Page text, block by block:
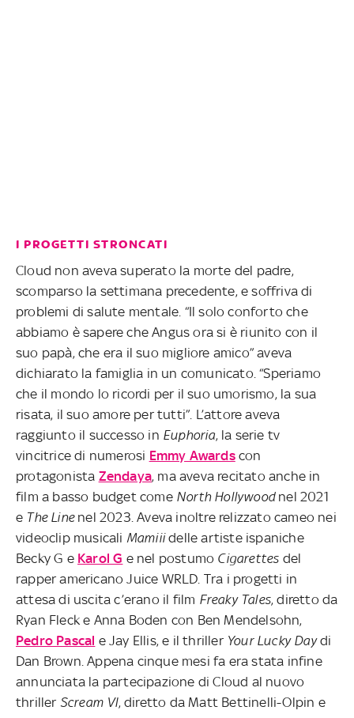
I PROGETTI STRONCATI
Cloud non aveva superato la morte del padre,
scomparso la settimana precedente, e soffriva di
problemi di salute mentale. “Il solo conforto che
abbiamo è sapere che Angus ora si è riunito con il
suo papà, che era il suo migliore amico” aveva
dichiarato la famiglia in un comunicato. “Speriamo
che il mondo lo ricordi per il suo umorismo, la sua
risata, il suo amore per tutti”. L’attore aveva
raggiunto il successo in Euphoria, la serie tv
vincitrice di numerosi Emmy Awardscon
protagonista Zendaya, ma aveva recitato anche in
film a basso budget come North Hollywoodnel 2021
e The Linenel 2023. Aveva inoltre relizzato cameo nei
videoclip musicali Mamiiidelle artiste ispaniche
Becky G e Karol G e nel postumo Cigarettes del
rapper americano Juice WRLD. Tra i progetti in
attesa di uscita c’erano il film Freaky Tales, diretto da
Ryan Fleck e Anna Boden con Ben Mendelsohn,
Pedro Pascal e Jay Ellis, e il thriller Your Lucky Daydi
Dan Brown. Appena cinque mesi fa era stata infine
annunciata la partecipazione di Cloud al nuovo
thriller Scream VI, diretto da Matt Bettinelli-Olpin e